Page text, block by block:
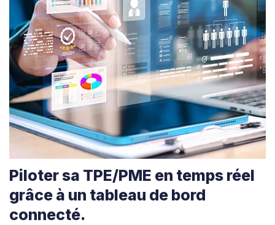
Piloter sa TPE/PME en temps réel
grâce à un tableau de bord
connecté.